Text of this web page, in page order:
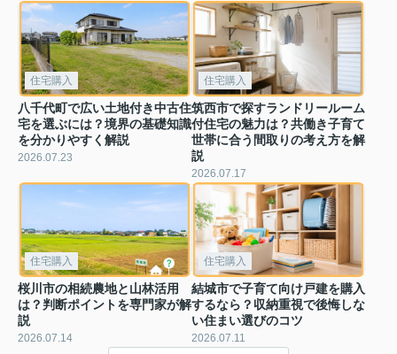
住宅購入
八千代町で広い土地付き中古住
宅を選ぶには？境界の基礎知識
を分かりやすく解説
2026.07.23
住宅購入
筑西市で探すランドリールーム
付住宅の魅力は？共働き子育て
世帯に合う間取りの考え方を解
説
2026.07.17
住宅購入
桜川市の相続農地と山林活用
は？判断ポイントを専門家が解
説
2026.07.14
住宅購入
結城市で子育て向け戸建を購入
するなら？収納重視で後悔しな
い住まい選びのコツ
2026.07.11